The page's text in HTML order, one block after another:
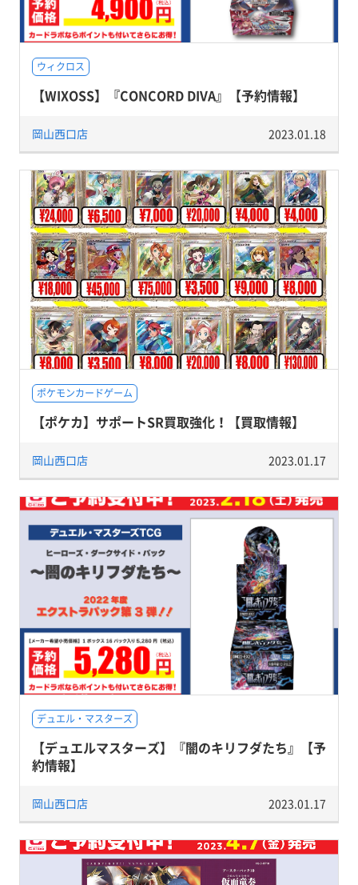
ウィクロス
【WIXOSS】『CONCORD DIVA』【予約情報】
岡山西口店 2023.01.18
ポケモンカードゲーム
【ポケカ】サポートSR買取強化！【買取情報】
岡山西口店 2023.01.17
デュエル・マスターズ
【デュエルマスターズ】『闇のキリフダたち』【予
約情報】
岡山西口店 2023.01.17